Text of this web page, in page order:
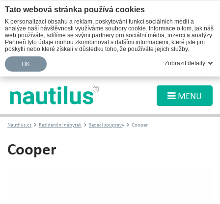
MENU
Nautilus.cz Rezidenční nábytek Sedací soupravy Cooper
Cooper
Tato webová stránka používá cookies
K personalizaci obsahu a reklam, poskytování funkcí sociálních médií a
analýze naší návštěvnosti využíváme soubory cookie. Informace o tom, jak náš
web používáte, sdílíme se svými partnery pro sociální média, inzerci a analýzy.
Partneři tyto údaje mohou zkombinovat s dalšími informacemi, které jste jim
poskytli nebo které získali v důsledku toho, že používáte jejich služby.
OK Zobrazit detaily